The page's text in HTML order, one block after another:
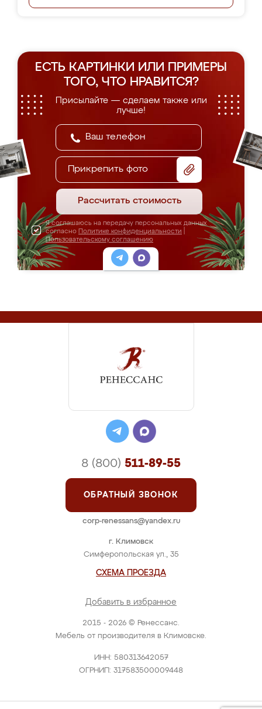
ЕСТЬ КАРТИНКИ ИЛИ ПРИМЕРЫ
ТОГО, ЧТО НРАВИТСЯ?
Присылайте — сделаем также или
лучше!
Прикрепить фото
Рассчитать стоимость
Я соглашаюсь на передачу персональных данных
согласно Политике конфиденциальности
Пользовательскому соглашению
2015 - 2026 © Ренессанс.
Мебель от производителя в Климовске.
ИНН: 580313642057
ОГРНИП: 317583500009448
г. Климовск
Симферопольская ул., 35
СХЕМА ПРОЕЗДА
Добавить в избранное
8 (800) 511-89-55
ОБРАТНЫЙ ЗВОНОК
corp-renessans@yandex.ru